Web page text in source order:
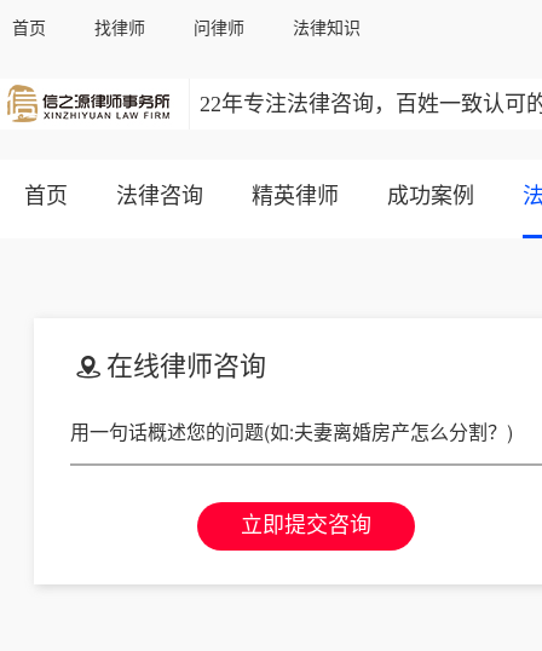
首页 找律师 问律师 法律知识
22年专注法律咨询，百姓一致认可
首页 法律咨询 精英律师 成功案例
在线律师咨询
立即提交咨询